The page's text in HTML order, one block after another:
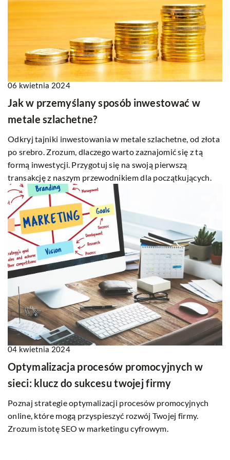
06 kwietnia 2024
Jak w przemyślany sposób inwestować w
metale szlachetne?
Odkryj tajniki inwestowania w metale szlachetne, od złota
po srebro. Zrozum, dlaczego warto zaznajomić się z tą
formą inwestycji. Przygotuj się na swoją pierwszą
transakcję z naszym przewodnikiem dla początkujących.
04 kwietnia 2024
Optymalizacja procesów promocyjnych w
sieci: klucz do sukcesu twojej firmy
Poznaj strategie optymalizacji procesów promocyjnych
online, które mogą przyspieszyć rozwój Twojej firmy.
Zrozum istotę SEO w marketingu cyfrowym.